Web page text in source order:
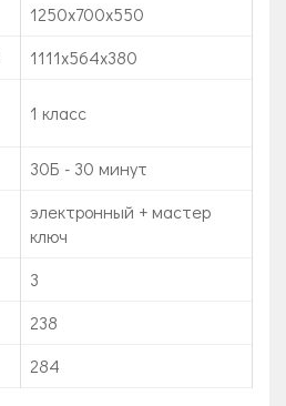
1250x700x550
1111x564x380
1 класс
30Б - 30 минут
электронный + мастер
ключ
3
238
284